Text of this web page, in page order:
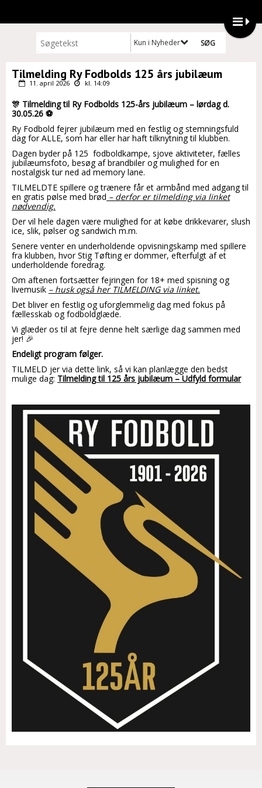
Kun i Nyheder
Tilmelding Ry Fodbolds 125 års jubilæum
11. april 2026 kl. 14:09
🎊 Tilmelding til Ry Fodbolds 125-års jubilæum – lørdag d.
30.05.26 ⚽
Ry Fodbold fejrer jubilæum med en festlig og stemningsfuld
dag for ALLE, som har eller har haft tilknytning til klubben.
Dagen byder på 125 fodboldkampe, sjove aktiviteter, fælles
jubilæumsfoto, besøg af brandbiler og mulighed for en
nostalgisk tur ned ad memory lane.
TILMELDTE spillere og trænere får et armbånd med adgang til
en gratis pølse med brød – derfor er tilmelding via linket
nødvendig.
Der vil hele dagen være mulighed for at købe drikkevarer, slush
ice, slik, pølser og sandwich m.m.
Senere venter en underholdende opvisningskamp med spillere
fra klubben, hvor Stig Tøfting er dommer, efterfulgt af et
underholdende foredrag.
Om aftenen fortsætter fejringen for 18+ med spisning og
livemusik – husk også her TILMELDING via linket.
Det bliver en festlig og uforglemmelig dag med fokus på
fællesskab og fodboldglæde.
Vi glæder os til at fejre denne helt særlige dag sammen med
jer! 🎉
Endeligt program følger.
TILMELD jer via dette link, så vi kan planlægge den bedst
mulige dag: Tilmelding til 125 års jubilæum – Udfyld formular